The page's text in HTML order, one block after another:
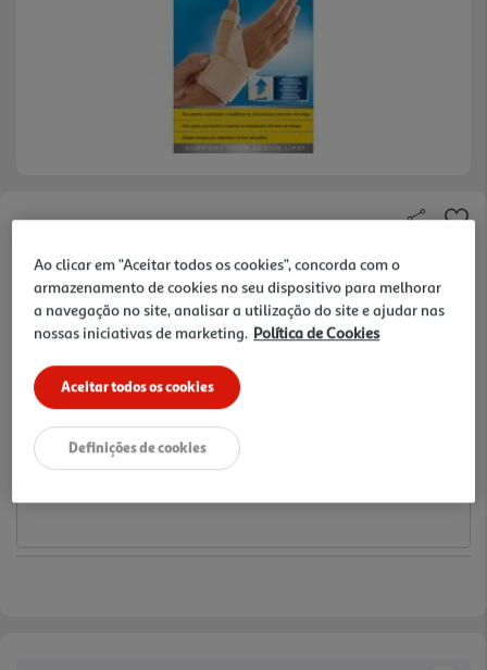
Ref. / EAN:
4046719424948
30.67 €/un
30,67 €
Notas de preparação
Ao clicar em "Aceitar todos os cookies", concorda com o
armazenamento de cookies no seu dispositivo para melhorar
a navegação no site, analisar a utilização do site e ajudar nas
nossas iniciativas de marketing. Política de Cookies
Aceitar todos os cookies
Definições de cookies